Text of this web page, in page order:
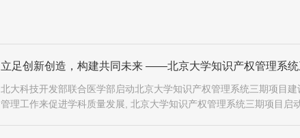
立足创新创造，构建共同未来 ——北京大学知识产权管理系
北大科技开发部联合医学部启动北京大学知识产权管理系统三期项目
管理工作来促进学科质量发展, 北京大学知识产权管理系统三期项目启